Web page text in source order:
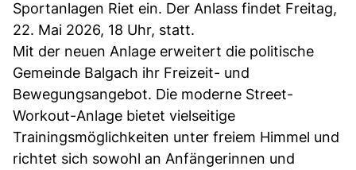
Sportanlagen Riet ein. Der Anlass findet Freitag,
22. Mai 2026, 18 Uhr, statt.
Mit der neuen Anlage erweitert die politische
Gemeinde Balgach ihr Freizeit- und
Bewegungsangebot. Die moderne Street-
Workout-Anlage bietet vielseitige
Trainingsmöglichkeiten unter freiem Himmel und
richtet sich sowohl an Anfängerinnen und